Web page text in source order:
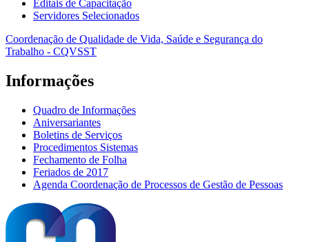
Editais de Capacitação
Servidores Selecionados
Coordenação de Qualidade de Vida, Saúde e Segurança do
Trabalho - CQVSST
Informações
Quadro de Informações
Aniversariantes
Boletins de Serviços
Procedimentos Sistemas
Fechamento de Folha
Feriados de 2017
Agenda Coordenação de Processos de Gestão de Pessoas